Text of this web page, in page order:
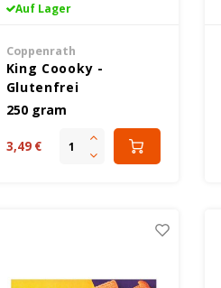
Auf Lager
Coppenrath
King Coooky -
Glutenfrei
250 gram
3,49 €